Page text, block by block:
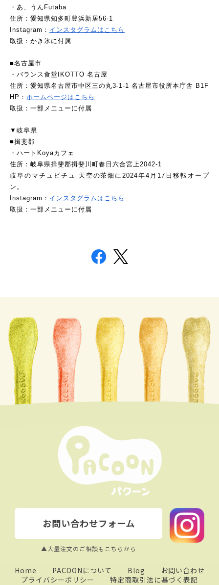
・あ、うんFutaba
住所：愛知県知多町豊浜新居56-1
Instagram： インスタグラムはこちら
取扱：かき氷に付属
■名古屋市
・バランス食堂IKOTTO 名古屋
住所：愛知県名古屋市中区三の丸3-1-1 名古屋市役所本庁舎 B1F
HP： ホームページはこちら
取扱：一部メニューに付属
▼岐阜県
■揖斐郡
・ハートKoyaカフェ
住所：岐阜県揖斐郡揖斐川町春日六合宮上2042-1
岐阜のマチュピチュ 天空の茶畑に2024年4月17日移転オープ
ン。
Instagram： インスタグラムはこちら
取扱：一部メニューに付属
お問い合わせフォーム
▲大量注文のご相談もこちらから
Home PACOONについて Blog
お問い合わせ
プライバシーポリシー
特定商取引法に基づく表記